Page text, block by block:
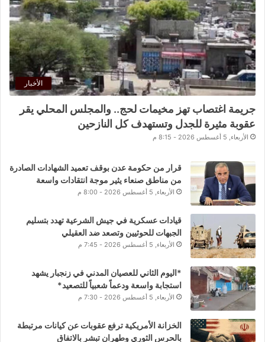
الأخبار
جريمة اغتصاب تهز مخيمات لحج.. والمجلس المحلي يقر
عقوبة مثيرة للجدل وتستهدف كل النازحين
الأربعاء, 5 أغسطس 2026 - 8:15 م
قرار من حكومة عدن بوقف تعميد الشهادات الصادرة
من مناطق صنعاء يثير موجة انتقادات واسعة
الأربعاء, 5 أغسطس 2026 - 8:00 م
قيادات عسكرية في جيش الشرعية تهدد بتسليم
الجبهات للحوثيين وتصعد ضد العقيلي
الأربعاء, 5 أغسطس 2026 - 7:45 م
*اليوم الثاني للعصيان المدني في زنجبار يشهد
استجابة واسعة ودعماً شعبياً للتصعيد*
الأربعاء, 5 أغسطس 2026 - 7:30 م
الخزانة الأمريكية ترفع عقوبات عن كيانات مرتبطة
بالحرس الثوري وطهران تبشر بالاتفاق